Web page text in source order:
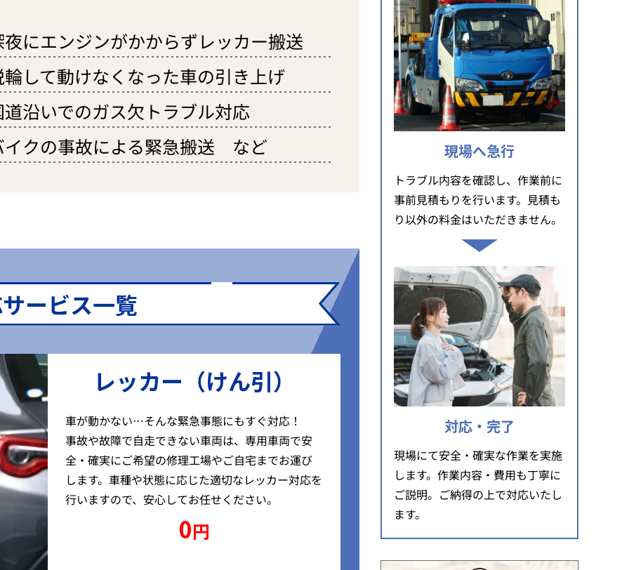
夜にエンジンがかからずレッカー搬送
輪して動けなくなった車の引き上げ
道沿いでのガス欠トラブル対応
イクの事故による緊急搬送 など
ービス一覧
レッカー（けん引）
車が動かない…そんな緊急事態にもすぐ対応！
事故や故障で自走できない車両は、専用車両で安
全・確実にご希望の修理工場やご自宅までお運び
します。車種や状態に応じた適切なレッカー対応を
行いますので、安心してお任せください。
0円
現場へ急行
トラブル内容を確認し、作業前に
事前見積もりを行います。見積も
り以外の料金はいただきません。
対応・完了
現場にて安全・確実な作業を実施
します。作業内容・費用も丁寧に
ご説明。ご納得の上で対応いたし
ます。